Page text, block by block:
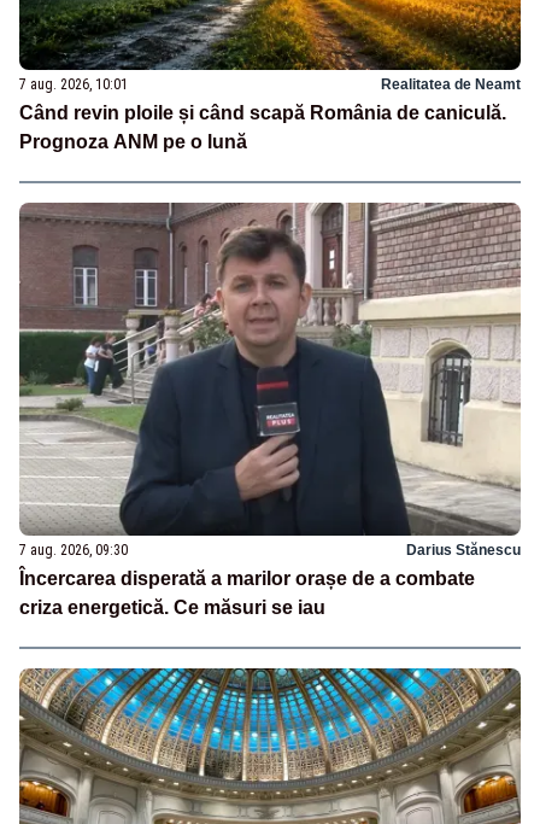
7 aug. 2026, 10:01 Realitatea de Neamt
Când revin ploile și când scapă România de caniculă.
Prognoza ANM pe o lună
7 aug. 2026, 09:30 Darius Stănescu
Încercarea disperată a marilor orașe de a combate
criza energetică. Ce măsuri se iau